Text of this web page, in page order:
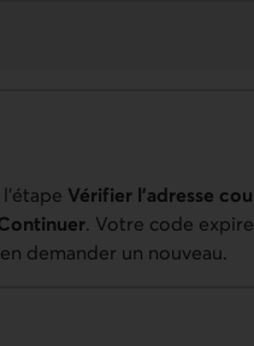
Vérifier l’adresse
. Votre code
demander un nouveau.